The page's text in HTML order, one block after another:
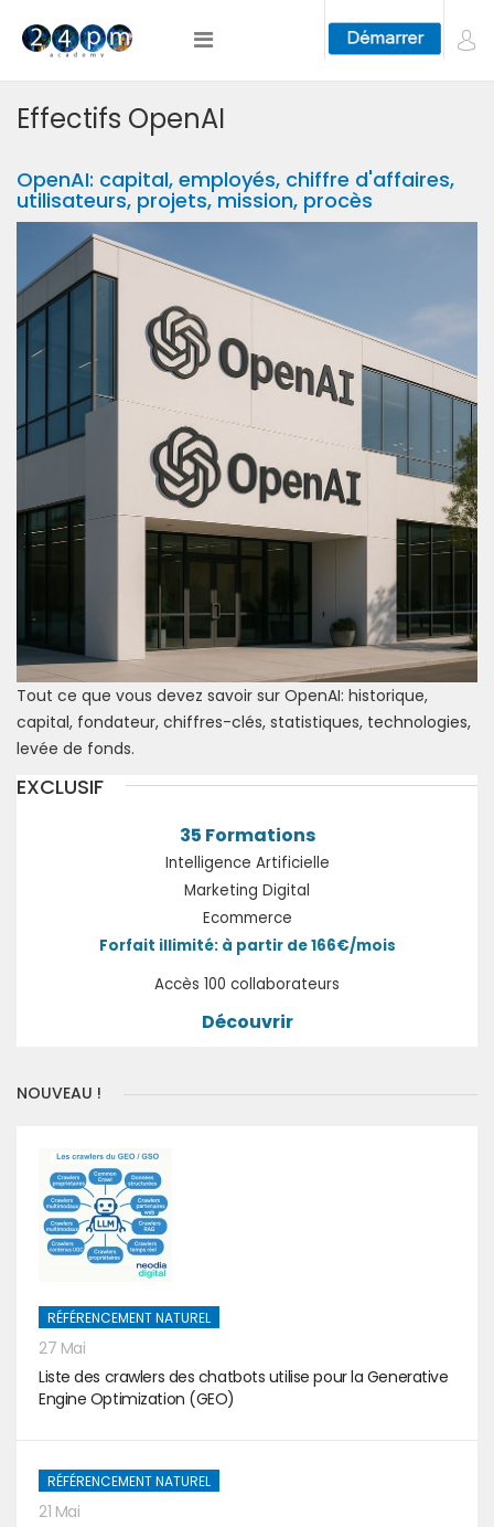
Effectifs OpenAI
OpenAI: capital, employés, chiffre d'affaires,
utilisateurs, projets, mission, procès
Tout ce que vous devez savoir sur OpenAI: historique,
capital, fondateur, chiffres-clés, statistiques, technologies,
levée de fonds.
EXCLUSIF
35 Formations
Intelligence Artificielle
Marketing Digital
Ecommerce
Forfait illimité: à partir de 166€/mois
Accès 100 collaborateurs
Découvrir
NOUVEAU !
RÉFÉRENCEMENT NATUREL
27 Mai
Liste des crawlers des chatbots utilise pour la Generative
Engine Optimization (GEO)
RÉFÉRENCEMENT NATUREL
21 Mai